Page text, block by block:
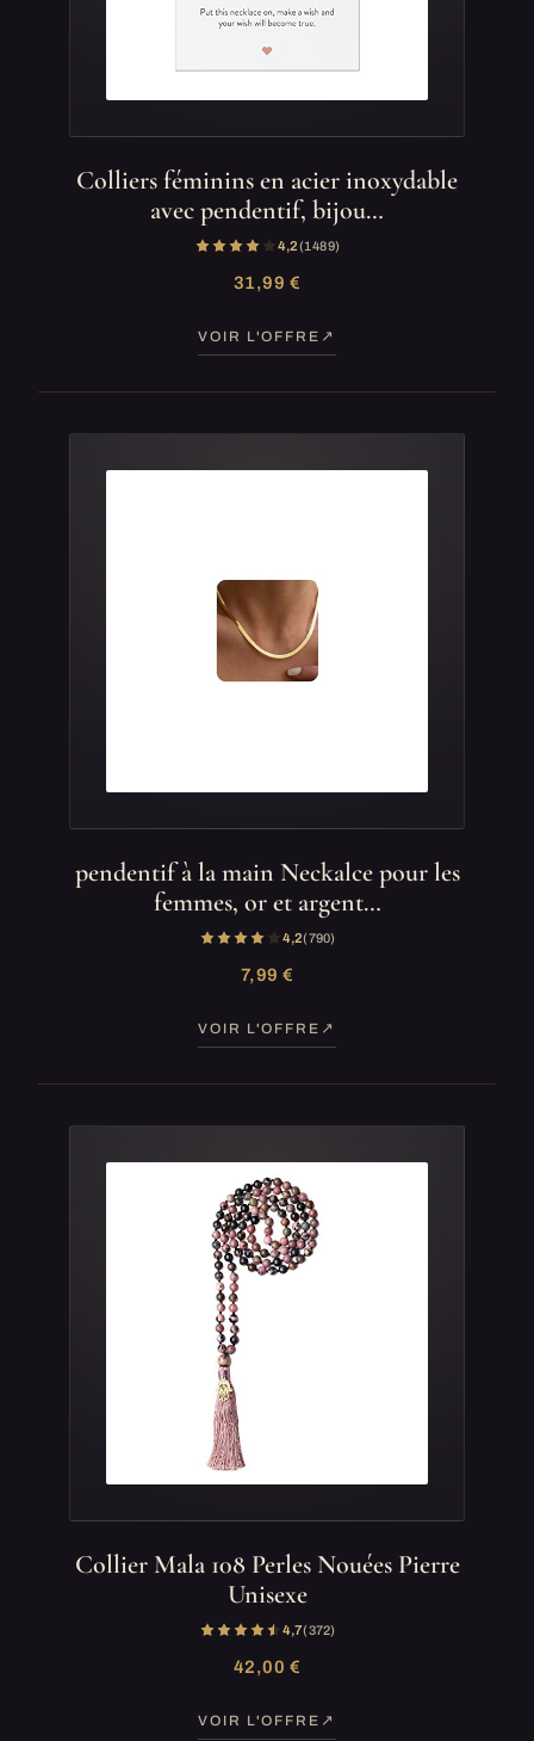
Colliers féminins en acier inoxydable
avec pendentif, bijou…
4,2(1 489)
31,99 €
VOIR L'OFFRE
pendentif à la main Neckalce pour les
femmes, or et argent…
4,2(790)
7,99 €
VOIR L'OFFRE
Collier Mala 108 Perles Nouées Pierre
Unisexe
4,7(372)
42,00 €
VOIR L'OFFRE